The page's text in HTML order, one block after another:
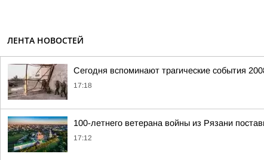
ЛЕНТА НОВОСТЕЙ
Сегодня вспоминают трагические события
17:18
100-летнего ветерана войны из Рязани
17:12